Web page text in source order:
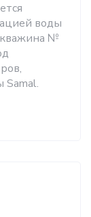
воды
№
Samal.